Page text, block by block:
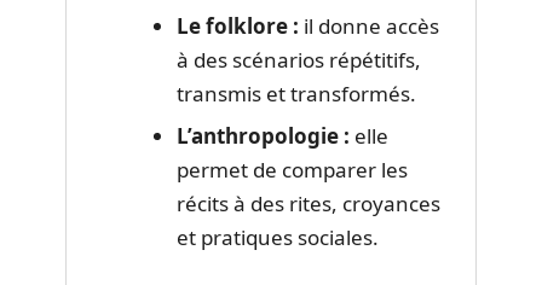
Le folklore : il donne accès
à des scénarios répétitifs,
transmis et transformés.
L’anthropologie : elle
permet de comparer les
récits à des rites, croyances
et pratiques sociales.